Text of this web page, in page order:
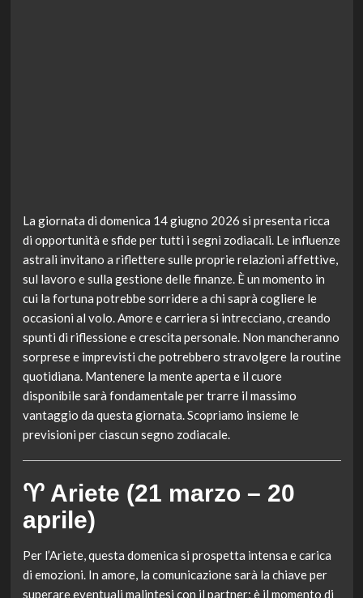
La giornata di domenica 14 giugno 2026 si presenta ricca
di opportunità e sfide per tutti i segni zodiacali. Le influenze
astrali invitano a riflettere sulle proprie relazioni affettive,
sul lavoro e sulla gestione delle finanze. È un momento in
cui la fortuna potrebbe sorridere a chi saprà cogliere le
occasioni al volo. Amore e carriera si intrecciano, creando
spunti di riflessione e crescita personale. Non mancheranno
sorprese e imprevisti che potrebbero stravolgere la routine
quotidiana. Mantenere la mente aperta e il cuore
disponibile sarà fondamentale per trarre il massimo
vantaggio da questa giornata. Scopriamo insieme le
previsioni per ciascun segno zodiacale.
♈ Ariete (21 marzo – 20
aprile)
Per l’Ariete, questa domenica si prospetta intensa e carica
di emozioni. In amore, la comunicazione sarà la chiave per
superare eventuali malintesi con il partner; è il momento di